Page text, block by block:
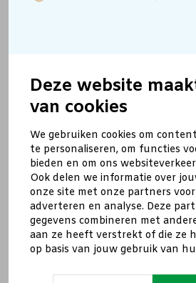
Deze website
van cookies
We gebruiken cookies om
te personaliseren, om functies
bieden en om ons
Ook delen we informatie over
onze site met onze partners voor
adverteren en analyse. Deze
gegevens combineren met
aan ze heeft verstrekt of die ze
op basis van jouw gebruik van